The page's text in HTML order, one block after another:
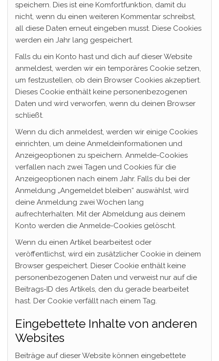
speichern. Dies ist eine Komfortfunktion, damit du
nicht, wenn du einen weiteren Kommentar schreibst,
all diese Daten erneut eingeben musst. Diese Cookies
werden ein Jahr lang gespeichert.
Falls du ein Konto hast und dich auf dieser Website
anmeldest, werden wir ein temporäres Cookie setzen,
um festzustellen, ob dein Browser Cookies akzeptiert.
Dieses Cookie enthält keine personenbezogenen
Daten und wird verworfen, wenn du deinen Browser
schließt.
Wenn du dich anmeldest, werden wir einige Cookies
einrichten, um deine Anmeldeinformationen und
Anzeigeoptionen zu speichern. Anmelde-Cookies
verfallen nach zwei Tagen und Cookies für die
Anzeigeoptionen nach einem Jahr. Falls du bei der
Anmeldung „Angemeldet bleiben“ auswählst, wird
deine Anmeldung zwei Wochen lang
aufrechterhalten. Mit der Abmeldung aus deinem
Konto werden die Anmelde-Cookies gelöscht.
Wenn du einen Artikel bearbeitest oder
veröffentlichst, wird ein zusätzlicher Cookie in deinem
Browser gespeichert. Dieser Cookie enthält keine
personenbezogenen Daten und verweist nur auf die
Beitrags-ID des Artikels, den du gerade bearbeitet
hast. Der Cookie verfällt nach einem Tag.
Eingebettete Inhalte von anderen
Websites
Beiträge auf dieser Website können eingebettete